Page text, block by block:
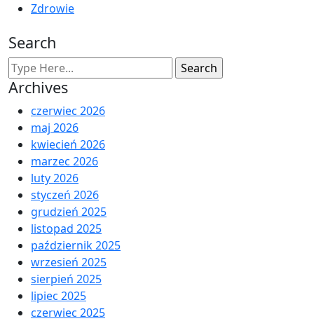
Zdrowie
Search
Archives
czerwiec 2026
maj 2026
kwiecień 2026
marzec 2026
luty 2026
styczeń 2026
grudzień 2025
listopad 2025
październik 2025
wrzesień 2025
sierpień 2025
lipiec 2025
czerwiec 2025